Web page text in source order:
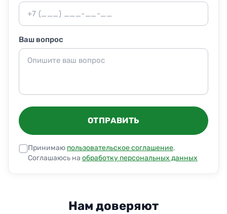
Ваш вопрос
ОТПРАВИТЬ
Принимаю пользовательское соглашение.
Соглашаюсь на обработку персональных данных
Нам доверяют